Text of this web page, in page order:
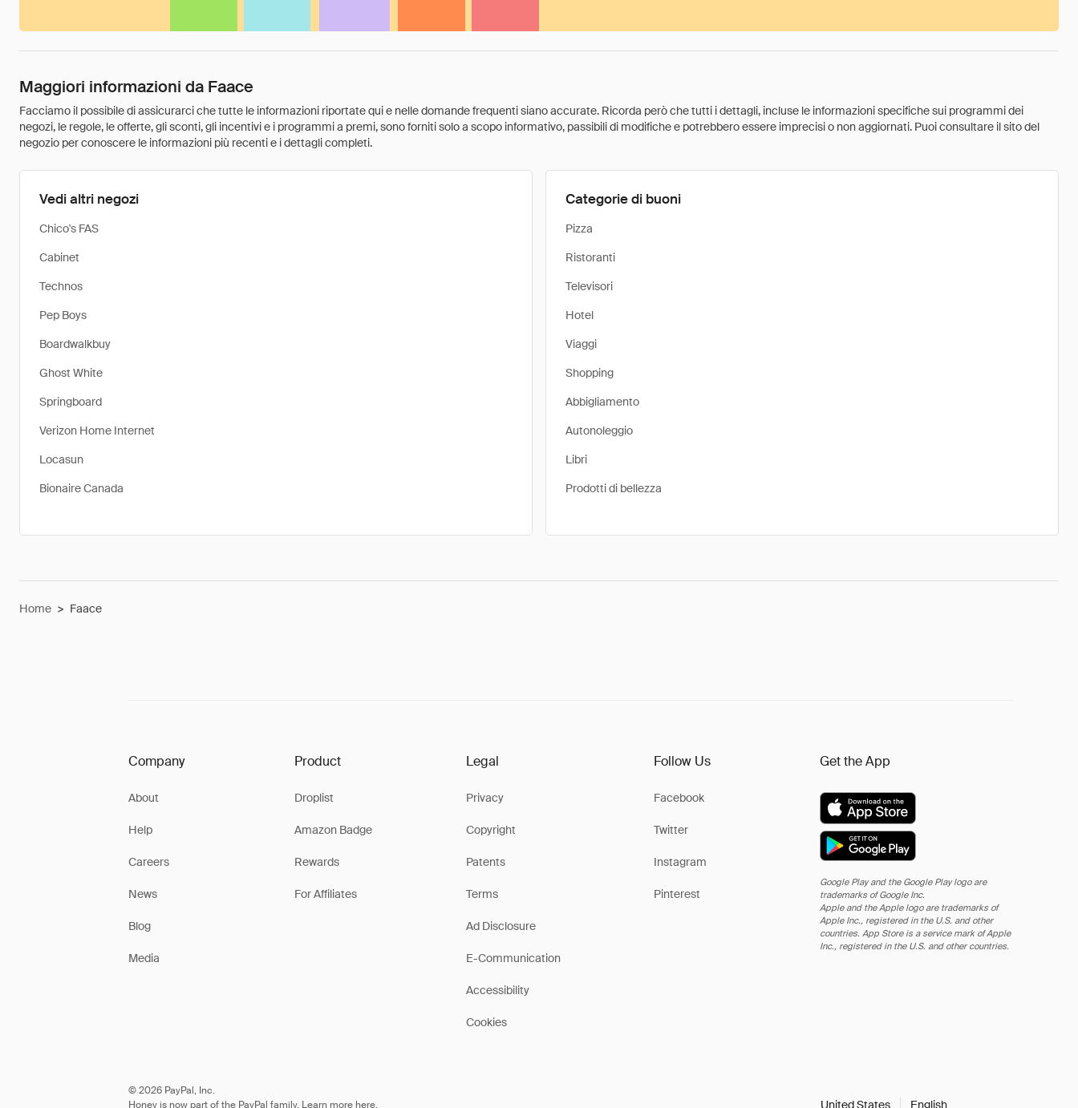
Maggiori informazioni da Faace
Facciamo il possibile di assicurarci che tutte le informazioni riportate qui e nelle domande frequenti siano accurate. Ricorda però che tutti i dettagli, incluse le informazioni specifiche sui programmi dei
negozi, le regole, le offerte, gli sconti, gli incentivi e i programmi a premi, sono forniti solo a scopo informativo, passibili di modifiche e potrebbero essere imprecisi o non aggiornati. Puoi consultare il sito del
negozio per conoscere le informazioni più recenti e i dettagli completi.
Vedi altri negozi
Chico's FAS
Cabinet
Technos
Pep Boys
Boardwalkbuy
Ghost White
Springboard
Verizon Home Internet
Locasun
Bionaire Canada
Categorie di buoni
Pizza
Ristoranti
Televisori
Hotel
Viaggi
Shopping
Abbigliamento
Autonoleggio
Libri
Prodotti di bellezza
Home > Faace
Company
About
Help
Careers
News
Blog
Media
Product
Droplist
Amazon Badge
Rewards
For Affiliates
Legal
Privacy
Copyright
Patents
Terms
Ad Disclosure
E-Communication
Accessibility
Cookies
Follow Us
Facebook
Twitter
Instagram
Pinterest
Get the App
Google Play and the Google Play logo are
trademarks of Google Inc.
Apple and the Apple logo are trademarks of
Apple Inc., registered in the U.S. and other
countries. App Store is a service mark of Apple
Inc., registered in the U.S. and other countries.
© 2026 PayPal, Inc.
Honey is now part of the PayPal family. Learn more here. United States English